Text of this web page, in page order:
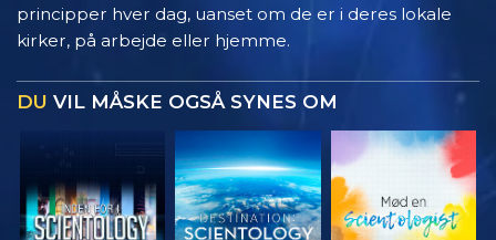
principper hver dag, uanset om de er i deres lokale
kirker, på arbejde eller hjemme.
DU VIL MÅSKE OGSÅ SYNES OM